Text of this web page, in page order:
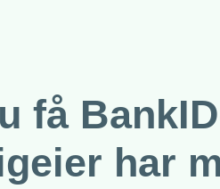
få
har